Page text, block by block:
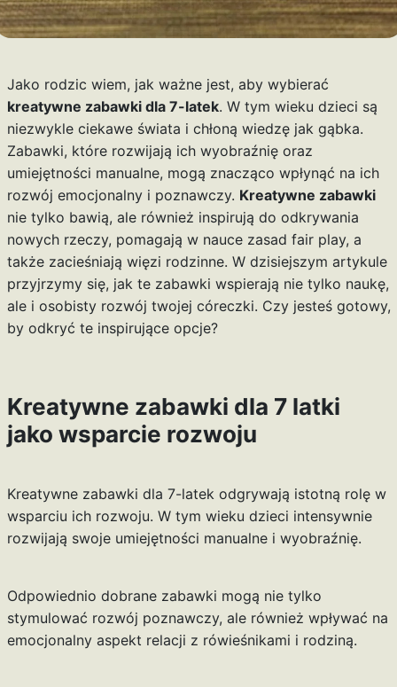
Jako rodzic wiem, jak ważne jest, aby wybierać
kreatywne zabawki dla 7-latek. W tym wieku dzieci są
niezwykle ciekawe świata i chłoną wiedzę jak gąbka.
Zabawki, które rozwijają ich wyobraźnię oraz
umiejętności manualne, mogą znacząco wpłynąć na ich
rozwój emocjonalny i poznawczy. Kreatywne zabawki
nie tylko bawią, ale również inspirują do odkrywania
nowych rzeczy, pomagają w nauce zasad fair play, a
także zacieśniają więzi rodzinne. W dzisiejszym artykule
przyjrzymy się, jak te zabawki wspierają nie tylko naukę,
ale i osobisty rozwój twojej córeczki. Czy jesteś gotowy,
by odkryć te inspirujące opcje?
Kreatywne zabawki dla 7 latki
jako wsparcie rozwoju
Kreatywne zabawki dla 7-latek odgrywają istotną rolę w
wsparciu ich rozwoju. W tym wieku dzieci intensywnie
rozwijają swoje umiejętności manualne i wyobraźnię.
Odpowiednio dobrane zabawki mogą nie tylko
stymulować rozwój poznawczy, ale również wpływać na
emocjonalny aspekt relacji z rówieśnikami i rodziną.